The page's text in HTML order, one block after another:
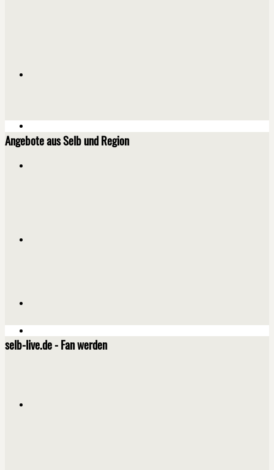
Angebote aus Selb und Region
selb-live.de - Fan werden